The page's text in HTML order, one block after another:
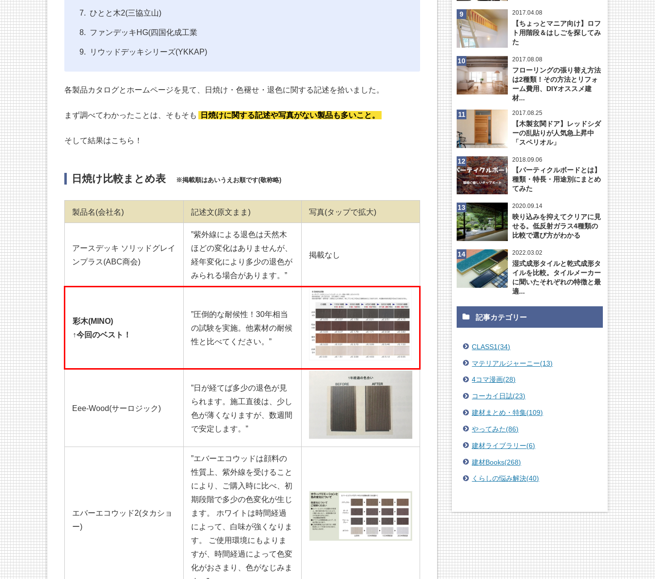
ひとと木2(三協立山)
ファンデッキHG(四国化成工業
リウッドデッキシリーズ(YKKAP)
各製品カタログとホームページを見て、日焼け・色褪せ・退色に関する記述を拾いました。
まず調べてわかったことは、そもそも 日焼けに関する記述や写真がない製品も多いこと。
そして結果はこちら！
日焼け比較まとめ表 ※掲載順はあいうえお順です(敬称略)
製品名(会社名) 記述文(原文まま) 写真(タップで拡大)
アースデッキ ソリッドグレイ
ンプラス(ABC商会)
”紫外線による退色は天然木
ほどの変化はありませんが、
経年変化により多少の退色が
みられる場合があります。”
掲載なし
彩木(MINO)
↑今回のベスト！
”圧倒的な耐候性！30年相当
の試験を実施。他素材の耐候
性と比べてください。”
Eee-Wood(サーロジック)
”日が経てば多少の退色が見
られます。施工直後は、少し
色が薄くなりますが、数週間
で安定します。”
エバーエコウッド2(タカショ
ー)
”エバーエコウッドは顔料の
性質上、紫外線を受けること
により、ご購入時に比べ、初
期段階で多少の色変化が生じ
ます。 ホワイトは時間経過
によって、白味が強くなりま
す。 ご使用環境にもよりま
すが、時間経過によって色変
化がおさまり、色がなじみま
2017.04.08
【ちょっとマニア向け】ロフ
ト用階段＆はしごを探してみ
た
2017.08.08
フローリングの張り替え方法
は2種類！その方法とリフォ
ーム費用、DIYオススメ建
材...
2017.08.25
【木製玄関ドア】レッドシダ
ーの乱貼りが人気急上昇中
「スペリオル」
2018.09.06
【パーティクルボードとは】
種類・特長・用途別にまとめ
てみた
2020.09.14
映り込みを抑えてクリアに見
せる。低反射ガラス4種類の
比較で選び方がわかる
2022.03.02
湿式成形タイルと乾式成形タ
イルを比較。タイルメーカー
に聞いたそれぞれの特徴と最
適...
記事カテゴリー
CLASS1(34)
マテリアルジャーニー(13)
4コマ漫画(28)
コーカイ日誌(23)
建材まとめ・特集(109)
やってみた(86)
建材ライブラリー(6)
建材Books(268)
くらしの悩み解決(40)